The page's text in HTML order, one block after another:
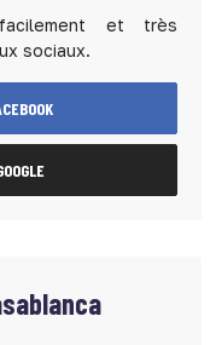
et très
sociaux.